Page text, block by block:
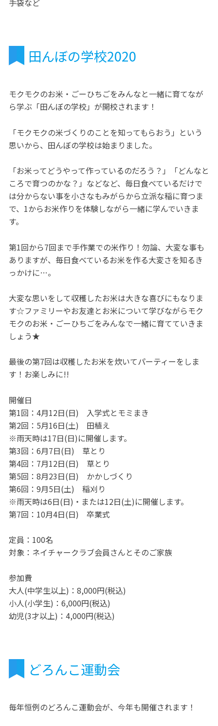
手袋など
田んぼの学校2020
モクモクのお米・ごーひちごをみんなと一緒に育てなが
ら学ぶ「田んぼの学校」が開校されます！
「モクモクの米づくりのことを知ってもらおう」という
思いから、田んぼの学校は始まりました。
「お米ってどうやって作っているのだろう？」「どんなと
ころで育つのかな？」などなど、毎日食べているだけで
は分からない事を小さなもみがらから立派な稲に育つま
で、1からお米作りを体験しながら一緒に学んでいきま
す。
第1回から7回まで手作業での米作り！勿論、大変な事も
ありますが、毎日食べているお米を作る大変さを知るき
っかけに…。
大変な思いをして収穫したお米は大きな喜びにもなりま
す☆ファミリーやお友達とお米について学びながらモク
モクのお米・ごーひちごをみんなで一緒に育てていきま
しょう★
最後の第7回は収穫したお米を炊いてパーティーをしま
す！お楽しみに!!
開催日
第1回：4月12日(日) 入学式とモミまき
第2回：5月16日(土) 田植え
※雨天時は17日(日)に開催します。
第3回：6月7日(日) 草とり
第4回：7月12日(日) 草とり
第5回：8月23日(日) かかしづくり
第6回：9月5日(土) 稲刈り
※雨天時は6日(日)・または12日(土)に開催します。
第7回：10月4日(日) 卒業式
定員：100名
対象：ネイチャークラブ会員さんとそのご家族
参加費
大人(中学生以上)：8,000円(税込)
小人(小学生)：6,000円(税込)
幼児(3才以上)：4,000円(税込)
どろんこ運動会
毎年恒例のどろんこ運動会が、今年も開催されます！